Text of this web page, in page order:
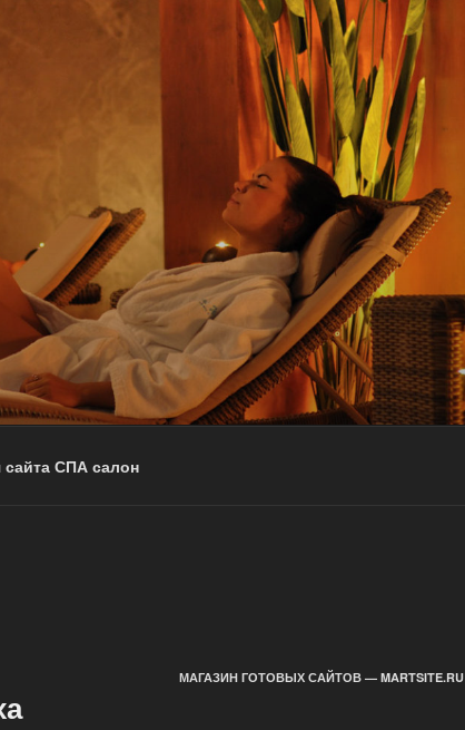
СПА салон
МАГАЗИН ГОТОВЫХ САЙТОВ — MARTSITE.RU